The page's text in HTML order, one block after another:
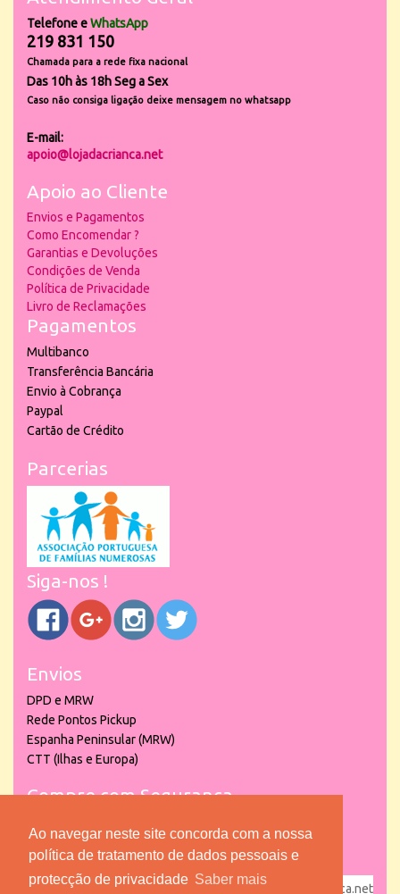
Ao navegar neste site concorda com a nossa
política de tratamento de dados pessoais e
protecção de privacidade Saber mais
Telefone eWhatsApp
219 831 150
Chamada para a rede fixa nacional
Das 10h às 18h Seg a Sex
Caso não consiga ligação deixe mensagem no whatsapp
E-mail:
apoio@lojadacrianca.net
Apoio ao Cliente
Envios e Pagamentos
Como Encomendar ?
Garantias e Devoluções
Condições de Venda
Política de Privacidade
Livro de Reclamações
Pagamentos
Multibanco
Transferência Bancária
Envio à Cobrança
Paypal
Cartão de Crédito
Parcerias
Siga-nos !
Envios
DPD e MRW
Rede Pontos Pickup
Espanha Peninsular (MRW)
CTT (Ilhas e Europa)
Compre com Segurança
powered by puber!a | © 2026 Copyright www.lojadacrianca.net